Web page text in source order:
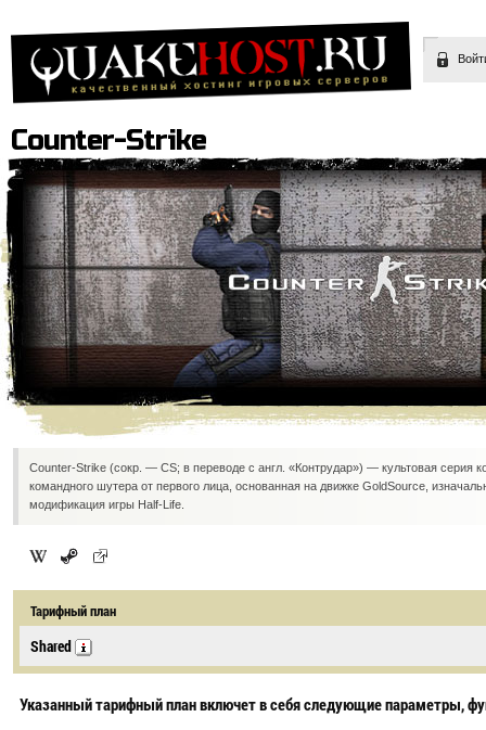
Counter-Strike
Counter-Strike (сокр. — CS; в переводе с англ. «Контрудар») — культовая серия
командного шутера от первого лица, основанная на движке GoldSource,
модификация игры Half-Life.
Тарифный план
Shared
Указанный тарифный план включет в себя следующие параметры,